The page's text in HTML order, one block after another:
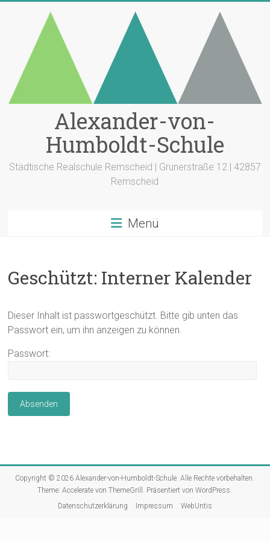
Alexander-von-
Humboldt-Schule
Städtische Realschule Remscheid | Grunerstraße 12 | 42857
Remscheid
Menü
Geschützt: Interner Kalender
Dieser Inhalt ist passwortgeschützt. Bitte gib unten das
Passwort ein, um ihn anzeigen zu können.
Passwort:
Copyright © 2026Alexander-von-Humboldt-Schule . Alle Rechte vorbehalten.
Theme:Accelerate von ThemeGrill. Präsentiert vonWordPress
Datenschutzerklärung
Impressum WebUntis